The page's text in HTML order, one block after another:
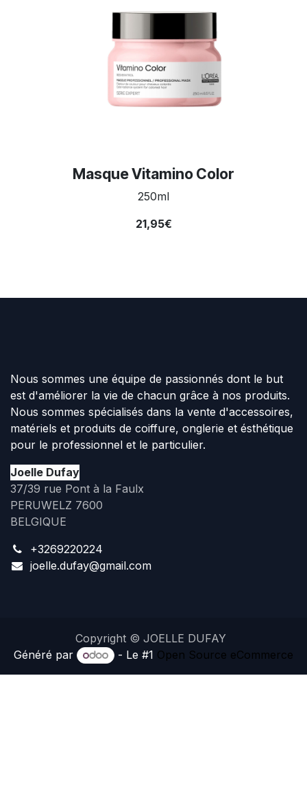
Masque Vitamino Color
250ml
21,95€
Nous sommes une équipe de passionnés dont le but
est d'améliorer la vie de chacun grâce à nos produits.
Nous sommes spécialisés dans la vente d'accessoires,
matériels et produits de coiffure, onglerie et ésthétique
pour le professionnel et le particulier.
Joelle Dufay
37/39 rue Pont à la Faulx
PERUWELZ 7600
BELGIQUE
+3269220224
joelle.dufay@gmail.com
Copyright © JOELLE DUFAY
Généré par
- Le #1 Open Source eCommerce